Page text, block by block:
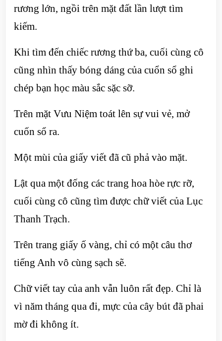
rương lớn, ngồi trên mặt đất lần lượt tìm
kiếm.
Khi tìm đến chiếc rương thứ ba, cuối cùng cô
cũng nhìn thấy bóng dáng của cuổn sổ ghi
chép bạn học màu sắc sặc sỡ.
Trên mặt Vưu Niệm toát lên sự vui vẻ, mở
cuốn sổ ra.
Một mùi của giấy viết đã cũ phả vào mặt.
Lật qua một đống các trang hoa hòe rực rỡ,
cuối cùng cô cũng tìm được chữ viết của Lục
Thanh Trạch.
Trên trang giấy ố vàng, chỉ có một câu thơ
tiếng Anh vô cùng sạch sẽ.
Chữ viết tay của anh vẫn luôn rất đẹp. Chỉ là
vì năm tháng qua đi, mực của cây bút đã phai
mờ đi không ít.